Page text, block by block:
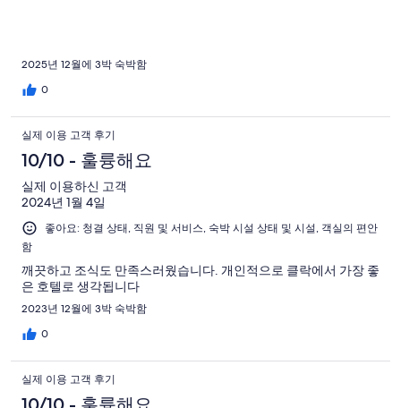
2025년 12월에 3박 숙박함
0
실제 이용 고객 후기
10/10 - 훌륭해요
실제 이용하신 고객
2024년 1월 4일
좋아요: 청결 상태, 직원 및 서비스, 숙박 시설 상태 및 시설, 객실의 편안
함
깨끗하고 조식도 만족스러웠습니다. 개인적으로 클락에서 가장 좋
은 호텔로 생각됩니다
2023년 12월에 3박 숙박함
0
실제 이용 고객 후기